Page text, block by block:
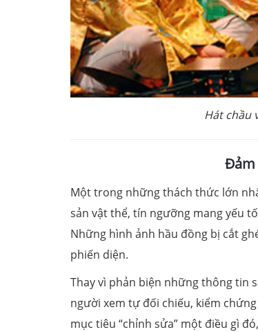
Hát chầu
Đảm
Một trong những thách thức lớn
sản vật thể, tín ngưỡng mang yếu
Những hình ảnh hầu đồng bị cắt
phiến diện.
Thay vì phản biện những thông tin
người xem tự đối chiếu, kiểm
mục tiêu “chỉnh sửa” một điều gì